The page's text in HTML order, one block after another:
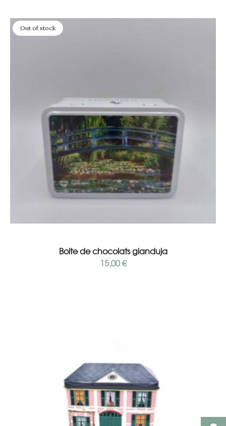
Out of stock
Boite de chocolats gianduja
15,00€